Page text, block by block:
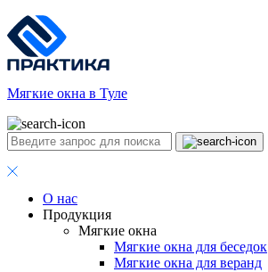
Мягкие окна в Туле
О нас
Продукция
Мягкие окна
Мягкие окна для беседок
Мягкие окна для веранд